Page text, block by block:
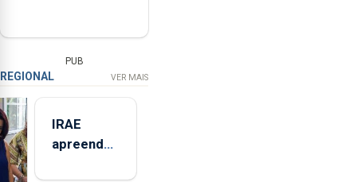
PUB
REGIONAL VER MAIS
IRAE
apreendeu